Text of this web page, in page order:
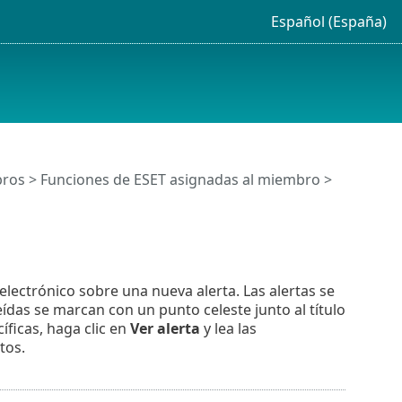
Español (España)
> Funciones de ESET asignadas al miembro >
sobre una nueva alerta. Las alertas se
se marcan con un punto celeste junto al título
haga clic en Ver alerta y lea las